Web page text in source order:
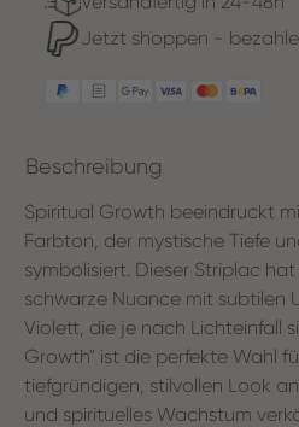
Jetzt shoppen -
Beschreibung
Spiritual Growth beeindruckt
Farbton, der mystische Tiefe
symbolisiert. Dieser Striplac
schwarze Nuance mit subtilen
Violett, die je nach Lichteinfall
Growth" ist die perfekte Wahl
tiefgründigen, stilvollen Look
und spirituelles Wachstum